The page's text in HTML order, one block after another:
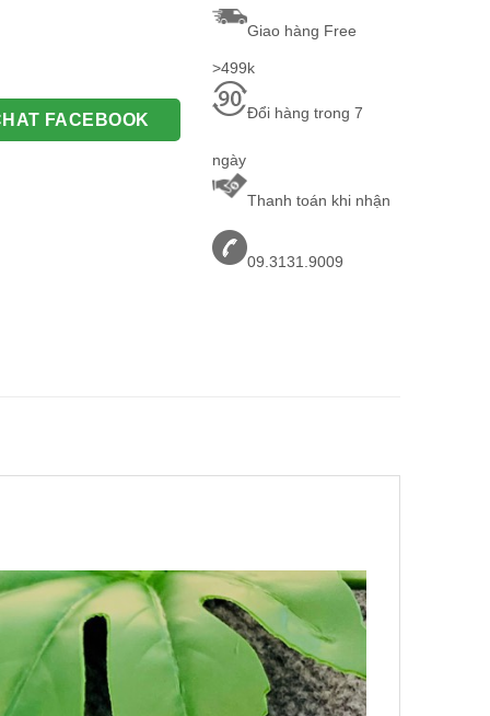
FACEBOOK
Giao hàng Free
>499k
Đổi hàng trong 7
ngày
Thanh toán khi nhận
09.3131.9009